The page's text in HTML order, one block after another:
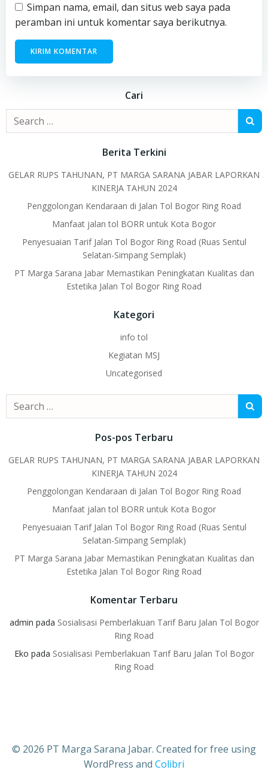
Simpan nama, email, dan situs web saya pada
peramban ini untuk komentar saya berikutnya.
Cari
Search
for:
Berita Terkini
GELAR RUPS TAHUNAN, PT MARGA SARANA JABAR LAPORKAN
KINERJA TAHUN 2024
Penggolongan Kendaraan di Jalan Tol Bogor Ring Road
Manfaat jalan tol BORR untuk Kota Bogor
Penyesuaian Tarif Jalan Tol Bogor Ring Road (Ruas Sentul
Selatan-Simpang Semplak)
PT Marga Sarana Jabar Memastikan Peningkatan Kualitas dan
Estetika Jalan Tol Bogor Ring Road
Kategori
info tol
Kegiatan MSJ
Uncategorised
Search
for:
Pos-pos Terbaru
GELAR RUPS TAHUNAN, PT MARGA SARANA JABAR LAPORKAN
KINERJA TAHUN 2024
Penggolongan Kendaraan di Jalan Tol Bogor Ring Road
Manfaat jalan tol BORR untuk Kota Bogor
Penyesuaian Tarif Jalan Tol Bogor Ring Road (Ruas Sentul
Selatan-Simpang Semplak)
PT Marga Sarana Jabar Memastikan Peningkatan Kualitas dan
Estetika Jalan Tol Bogor Ring Road
Komentar Terbaru
admin pada Sosialisasi Pemberlakuan Tarif Baru Jalan Tol Bogor
Ring Road
Eko pada Sosialisasi Pemberlakuan Tarif Baru Jalan Tol Bogor
Ring Road
© 2026 PT Marga Sarana Jabar. Created for free using
WordPress and Colibri